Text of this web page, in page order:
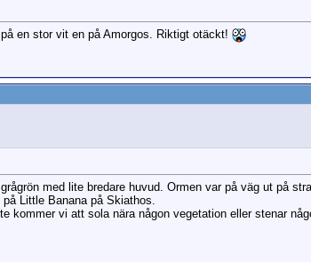
en stor vit en på Amorgos. Riktigt otäckt!
med lite bredare huvud. Ormen var på väg ut på
Little Banana på Skiathos.
kommer vi att sola nära någon vegetation eller stenar